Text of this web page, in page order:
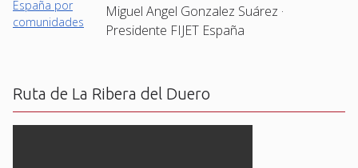
Miguel Angel Gonzalez Suárez ·
Presidente FIJET España
Ruta de La Ribera del Duero